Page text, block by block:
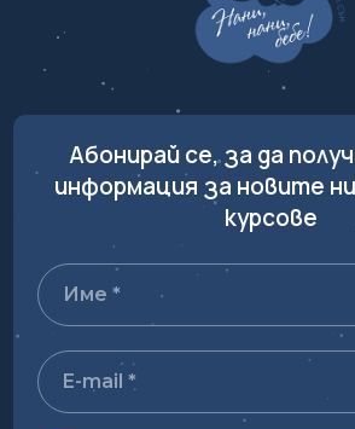
Абонирай се, за да
информация за новите
курсове